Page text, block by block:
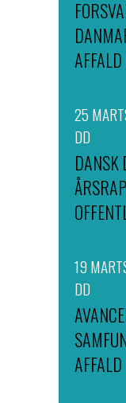
AFFALD
25
DD
DANSK
19
DD
AFFALD